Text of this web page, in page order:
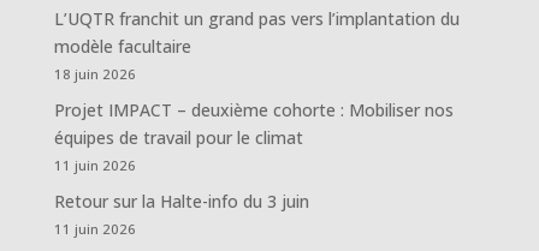
L’UQTR franchit un grand pas vers l’implantation du
modèle facultaire
18 juin 2026
Projet IMPACT – deuxième cohorte : Mobiliser nos
équipes de travail pour le climat
11 juin 2026
Retour sur la Halte-info du 3 juin
11 juin 2026